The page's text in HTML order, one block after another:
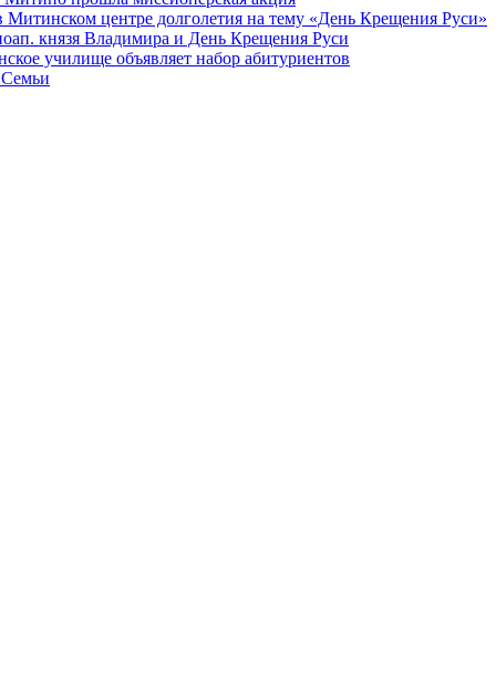
Митинском центре долголетия на тему «День Крещения Руси»
князя Владимира и День Крещения Руси
училище объявляет набор абитуриентов